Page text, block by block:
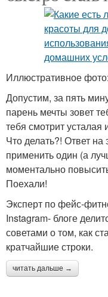
Иллюстративное
Допустим, за пять
парень мечты зовет
тебя смотрит усталая
Что делать?! Ответ на
применить один (а
моментально
Поехали!
Эксперт по фейс-
Instagram- блоге
советами о том, как
кратчайшие строки.
читать дальше →